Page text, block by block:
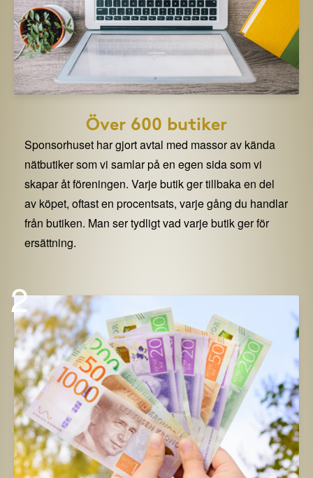
Över 600 butiker
Sponsorhuset har gjort avtal med massor av kända
nätbutiker som vi samlar på en egen sida som vi
skapar åt föreningen. Varje butik ger tillbaka en del
av köpet, oftast en procentsats, varje gång du handlar
från butiken. Man ser tydligt vad varje butik ger för
ersättning.
2